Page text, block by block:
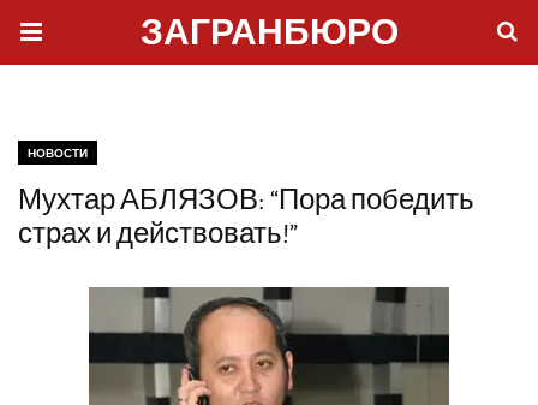
ЗАГРАНБЮРО
НОВОСТИ
Мухтар АБЛЯЗОВ: “Пора победить
страх и действовать!”